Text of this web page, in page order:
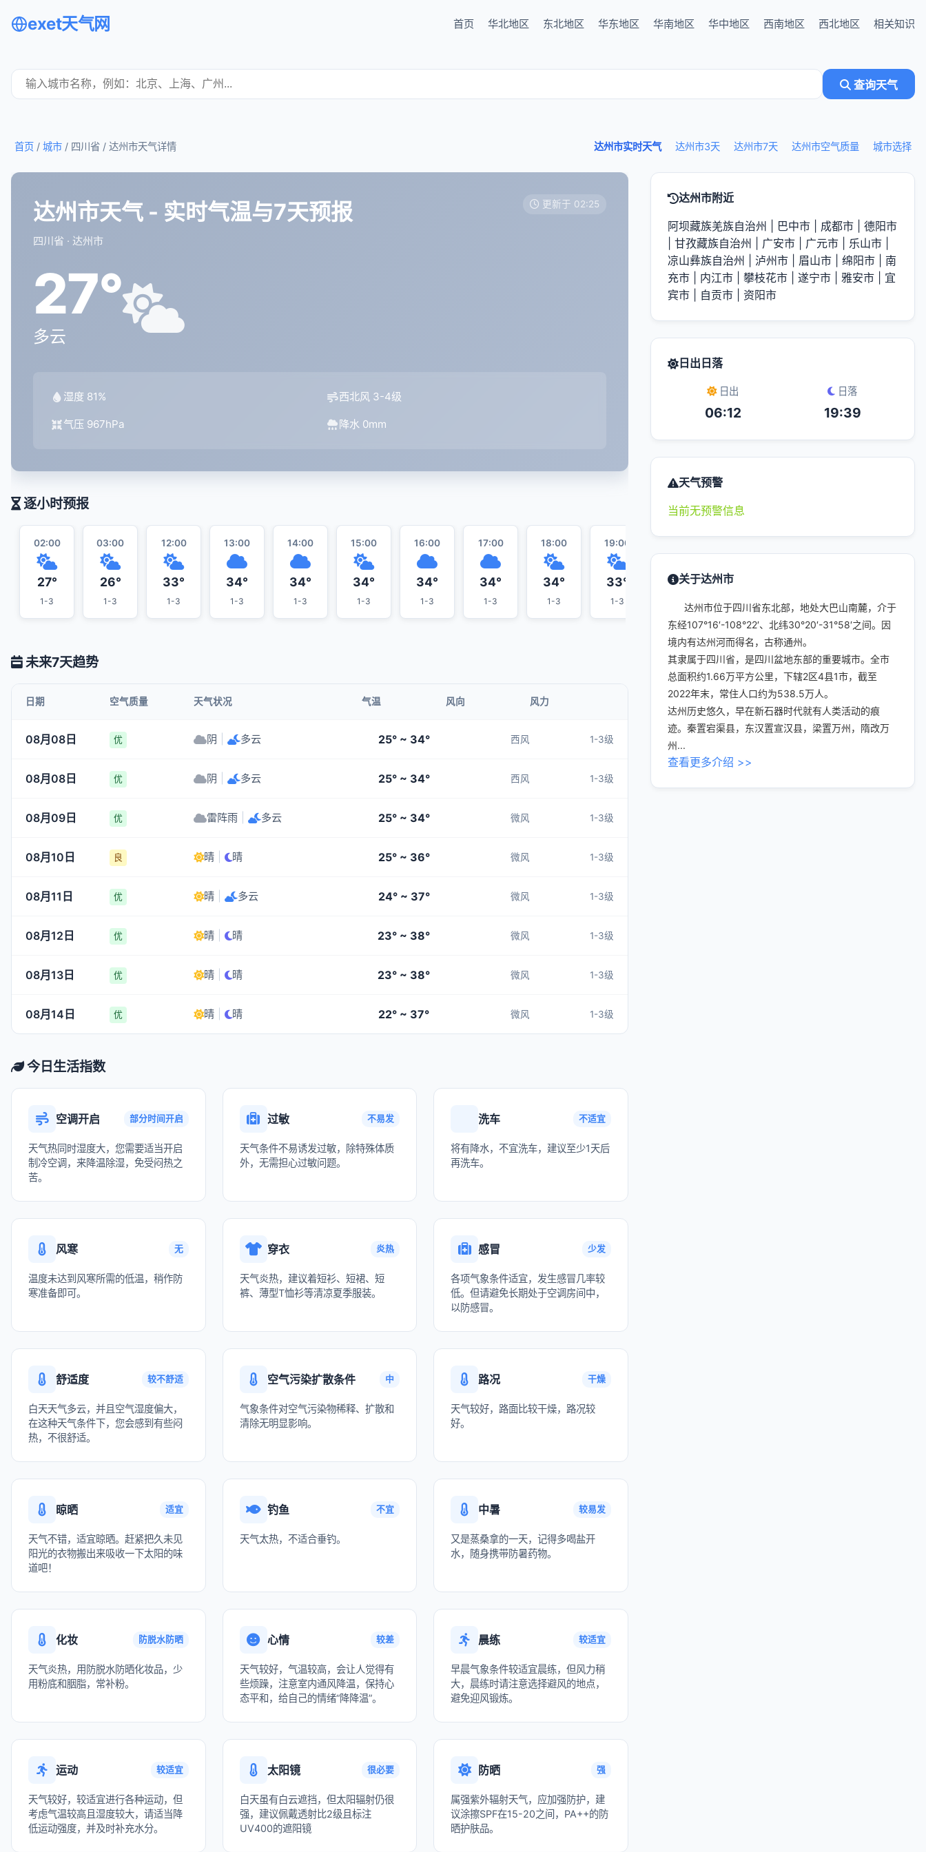
exet天气网 首页 华北地区 东北地区 华东地区 华南地区 华中地区 西南地区 西北地区 相关知识
查询天气
达州市实时天气 达州市3天 达州市7天 达州市空气质量 城市选择
首页 / 城市 / 四川省 / 达州市天气详情
达州市天气 - 实时气温与7天预报
四川省 · 达州市
更新于 02:25
27°
多云
湿度 81% 西北风 3-4级
气压 967hPa 降水 0mm
逐小时预报
02:00
27°
1-3
03:00
26°
1-3
12:00
33°
1-3
13:00
34°
1-3
14:00
34°
1-3
15:00
34°
1-3
16:00
34°
1-3
17:00
34°
1-3
18:00
34°
1-3
19:00
33°
1-3
32°
1-3 1-3 1-3 1-3
未来7天趋势
日期 空气质量 天气状况 气温 风向 风力
08月08日 优 阴 多云 25° ~ 34° 西风 1-3级
08月08日 优 阴 多云 25° ~ 34° 西风 1-3级
08月09日 优 雷阵雨 多云 25° ~ 34° 微风 1-3级
08月10日 良 晴 晴 25° ~ 36° 微风 1-3级
08月11日 优 晴 多云 24° ~ 37° 微风 1-3级
08月12日 优 晴 晴 23° ~ 38° 微风 1-3级
08月13日 优 晴 晴 23° ~ 38° 微风 1-3级
08月14日 优 晴 晴 22° ~ 37° 微风 1-3级
今日生活指数
空调开启 部分时间开启
天气热同时湿度大，您需要适当开启
制冷空调，来降温除湿，免受闷热之
苦。
过敏 不易发
天气条件不易诱发过敏，除特殊体质
外，无需担心过敏问题。
洗车 不适宜
将有降水，不宜洗车，建议至少1天后
再洗车。
风寒 无
温度未达到风寒所需的低温，稍作防
寒准备即可。
穿衣 炎热
天气炎热，建议着短衫、短裙、短
裤、薄型T恤衫等清凉夏季服装。
感冒 少发
各项气象条件适宜，发生感冒几率较
低。但请避免长期处于空调房间中，
以防感冒。
舒适度 较不舒适
白天天气多云，并且空气湿度偏大，
在这种天气条件下，您会感到有些闷
热，不很舒适。
空气污染扩散条件 中
气象条件对空气污染物稀释、扩散和
清除无明显影响。
路况 干燥
天气较好，路面比较干燥，路况较
好。
晾晒 适宜
天气不错，适宜晾晒。赶紧把久未见
阳光的衣物搬出来吸收一下太阳的味
道吧！
钓鱼 不宜
天气太热，不适合垂钓。
中暑 较易发
又是蒸桑拿的一天，记得多喝盐开
水，随身携带防暑药物。
化妆 防脱水防晒
天气炎热，用防脱水防晒化妆品，少
用粉底和胭脂，常补粉。
心情 较差
天气较好，气温较高，会让人觉得有
些烦躁，注意室内通风降温，保持心
态平和，给自己的情绪“降降温”。
晨练 较适宜
早晨气象条件较适宜晨练，但风力稍
大，晨练时请注意选择避风的地点，
避免迎风锻炼。
运动 较适宜
天气较好，较适宜进行各种运动，但
考虑气温较高且湿度较大，请适当降
低运动强度，并及时补充水分。
太阳镜 很必要
白天虽有白云遮挡，但太阳辐射仍很
强，建议佩戴透射比2级且标注
UV400的遮阳镜
防晒 强
属强紫外辐射天气，应加强防护，建
议涂擦SPF在15-20之间，PA++的防
晒护肤品。
达州市附近
阿坝藏族羌族自治州 巴中市 成都市
德阳市
甘孜藏族自治州 广安市 广元市 乐山市
凉山彝族自治州
泸州市 眉山市 绵阳市
南
充市
内江市 攀枝花市 遂宁市 雅安市
宜
宾市
自贡市 资阳市
日出日落
日出
06:12
日落
19:39
天气预警
当前无预警信息
关于达州市
达州市位于四川省东北部，地处大巴山南麓，介于
东经107°16′-108°22′、北纬30°20′-31°58′之间。因
境内有达州河而得名，古称通州。
其隶属于四川省，是四川盆地东部的重要城市。全市
总面积约1.66万平方公里，下辖2区4县1市，截至
2022年末，常住人口约为538.5万人。
达州历史悠久，早在新石器时代就有人类活动的痕
迹。秦置宕渠县，东汉置宣汉县，梁置万州，隋改万
州...
查看更多介绍 >>